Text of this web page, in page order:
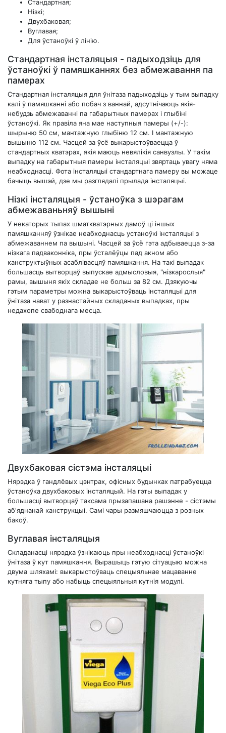
Стандартная;
Нізкі;
Двухбаковая;
Вуглавая;
Для ўстаноўкі ў лінію.
Стандартная інсталяцыя - падыходзіць для
ўстаноўкі ў памяшканнях без абмежавання па
памерах
Стандартная інсталяцыя для ўнітаза падыходзіць у тым выпадку
калі ў памяшканні або побач з ваннай, адсутнічаюць якія-
небудзь абмежаванні па габарытных памерах і глыбіні
ўстаноўкі. Як правіла яна мае наступныя памеры (+/-):
шырыню 50 см, мантажную глыбіню 12 см. І мантажную
вышыню 112 см. Часцей за ўсё выкарыстоўваецца ў
стандартных кватэрах, якія маюць невялікія санвузлы. У такім
выпадку на габарытныя памеры інсталяцыі звяртаць увагу няма
неабходнасці. Фота інсталяцыі стандартнага памеру вы можаце
бачыць вышэй, дзе мы разглядалі прылада інсталяцыі.
Нізкі інсталяцыя - ўстаноўка з шэрагам
абмежаваньняў вышыні
У некаторых тыпах шматкватэрных дамоў ці іншых
памяшканняў ўзнікае неабходнасць устаноўкі інсталяцыі з
абмежаваннем па вышыні. Часцей за ўсё гэта адбываецца з-за
нізкага падваконніка, пры ўсталёўцы пад акном або
канструктыўных асаблівасцяў памяшкання. На такі выпадак
большасць вытворцаў выпускае адмысловыя, "нізкарослыя"
рамы, вышыня якіх складае не больш за 82 см. Дзякуючы
гэтым параметры можна выкарыстоўваць інсталяцыі для
ўнітаза нават у разнастайных складаных выпадках, пры
недахопе свабоднага месца.
Двухбаковая сістэма інсталяцыі
Нярэдка ў гандлёвых цэнтрах, офісных будынках патрабуецца
ўстаноўка двухбаковых інсталяцый. На гэты выпадак у
большасці вытворцаў таксама прызапашана рашэнне - сістэмы
аб'яднанай канструкцыі. Самі чары размяшчаюцца з розных
бакоў.
Вуглавая інсталяцыя
Складанасці нярэдка ўзнікаюць пры неабходнасці ўстаноўкі
ўнітаза ў кут памяшкання. Вырашыць гэтую сітуацыю можна
двума шляхамі: выкарыстоўваць спецыяльнае мацаванне
кутняга тыпу або набыць спецыяльныя кутнія модулі.